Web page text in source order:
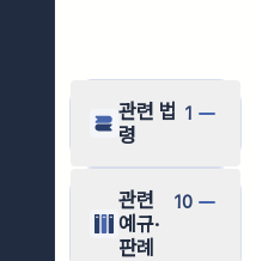
관련 법
령
1
관련
예규·
판례
10